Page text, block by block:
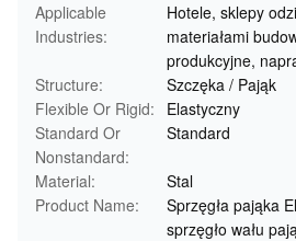
Applicable
Industries:
Hotele, sklepy
materiałami
produkcyjne,
Structure:
Szczęka / Pająk
Flexible Or Rigid:
Elastyczny
Standard Or
Nonstandard:
Standard
Material:
Stal
Product Name:
Sprzęgła pająka
sprzęgło wału